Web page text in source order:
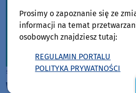
sobota, 8 sierpnia 2026, 08:13
W sobotę (8.08) Święto Łęga i
Prosimy o zapoznanie się ze
informacji na temat
osobowych znajdziesz tutaj:
REGULAMIN PORTALU
POLITYKA PRYWATNOŚCI